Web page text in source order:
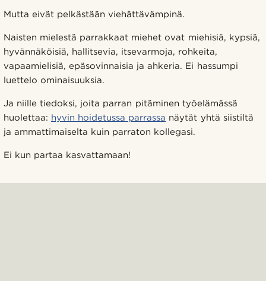
Mutta eivät pelkästään viehättävämpinä.
Naisten mielestä parrakkaat miehet ovat miehisiä, kypsiä,
hyvännäköisiä, hallitsevia, itsevarmoja, rohkeita,
vapaamielisiä, epäsovinnaisia ja ahkeria. Ei hassumpi
luettelo ominaisuuksia.
Ja niille tiedoksi, joita parran pitäminen työelämässä
huolettaa: hyvin hoidetussa parrassa näytät yhtä siistiltä
ja ammattimaiselta kuin parraton kollegasi.
Ei kun partaa kasvattamaan!